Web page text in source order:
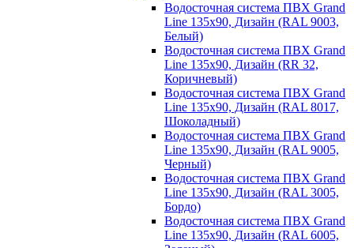
Водосточная система ПВХ Grand
Line 135х90, Дизайн (RAL 9003,
Белый)
Водосточная система ПВХ Grand
Line 135х90, Дизайн (RR 32,
Коричневый)
Водосточная система ПВХ Grand
Line 135х90, Дизайн (RAL 8017,
Шоколадный)
Водосточная система ПВХ Grand
Line 135х90, Дизайн (RAL 9005,
Черный)
Водосточная система ПВХ Grand
Line 135х90, Дизайн (RAL 3005,
Бордо)
Водосточная система ПВХ Grand
Line 135х90, Дизайн (RAL 6005,